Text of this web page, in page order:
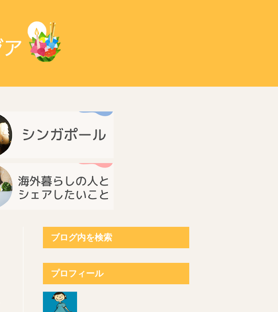
ブログ内を検索
プロフィール